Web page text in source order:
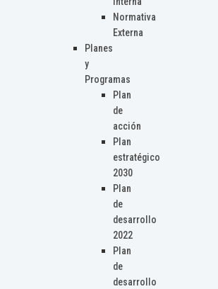
Normativa
Externa
Planes
y
Programas
Plan
de
acción
Plan
estratégico
2030
Plan
de
desarrollo
2022
Plan
de
desarrollo